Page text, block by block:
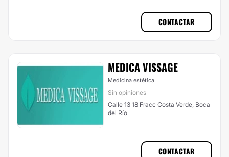
CONTACTAR
MEDICA VISSAGE
Medicina estética
Sin opiniones
Calle 13 18 Fracc Costa Verde, Boca
del Río
CONTACTAR